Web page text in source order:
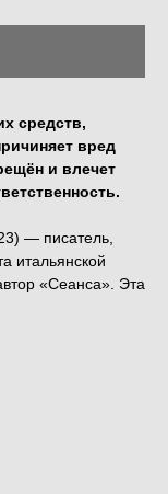
средств,
вред
и влечет
— писатель,
итальянской
«Сеанса». Эта